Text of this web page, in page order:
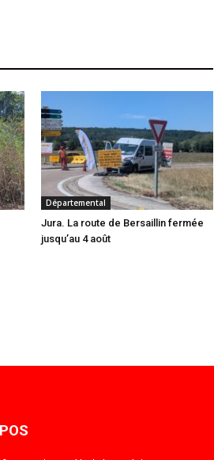
Départemental
Jura. La route de Bersaillin fermée
jusqu’au 4 août